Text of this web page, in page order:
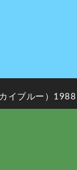
イブルー）